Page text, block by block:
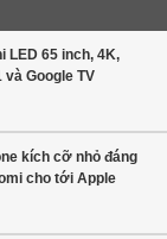
LED 65 inch, 4K,
và Google TV
kích cỡ nhỏ đáng
cho tới Apple